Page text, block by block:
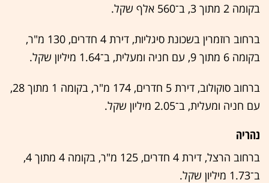
בקומה 2 מתוך 3, ב־560 אלף שקל.
ברחוב רוזמרין בשכונת סיגליות, דירת 4 חדרים, 130 מ"ר,
בקומה 6 מתוך 9, עם חניה ומעלית, ב־1.64 מיליון שקל.
ברחוב סוקולוב, דירת 5 חדרים, 174 מ"ר, בקומה 1 מתוך 28,
עם חניה ומעלית, ב־2.05 מיליון שקל.
נהריה
ברחוב הרצל, דירת 4 חדרים, 125 מ"ר, בקומה 4 מתוך 4,
ב־1.73 מיליון שקל.